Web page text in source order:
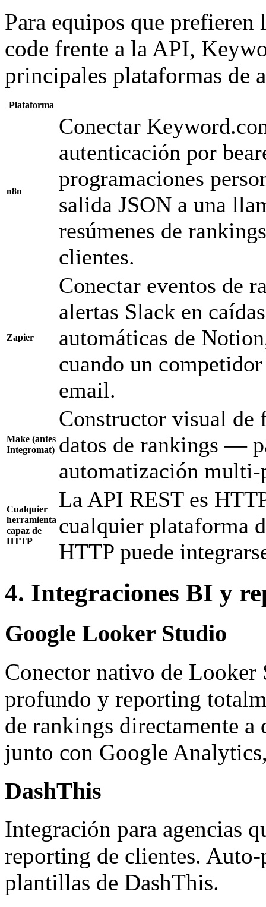
Para equipos que
code frente a la API,
principales plataformas de
Plataforma
n8n
Conectar
autenticación por
programaciones
salida JSON a una
resúmenes de
clientes.
Zapier
Conectar eventos de
alertas Slack en
automáticas de
cuando un
email.
Make (antes
Integromat)
Constructor visual de
datos de rankings —
automatización
Cualquier
herramienta
capaz de
HTTP
La API REST es
cualquier plataforma
HTTP puede
4. Integraciones BI y
Google Looker Studio
Conector nativo de Looker
profundo y reporting
de rankings directamente
junto con Google
DashThis
Integración para agencias
reporting de clientes.
plantillas de DashThis.